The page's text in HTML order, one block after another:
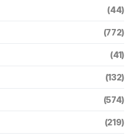
(44)
(772)
(41)
(132)
(574)
(219)